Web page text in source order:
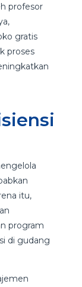
profesor
gratis
proses
itu,
program
di gudang